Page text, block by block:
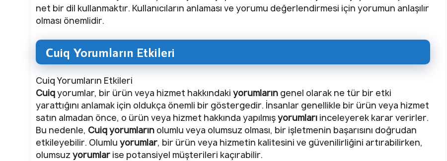
net bir dil kullanmaktır. Kullanıcıların anlaması ve yorumu değerlendirmesi için yorumun anlaşılır
olması önemlidir.
Cuiq Yorumların Etkileri
Cuiq Yorumların Etkileri
Cuiqyorumlar, bir ürün veya hizmet hakkındaki yorumların genel olarak ne tür bir etki
yarattığını anlamak için oldukça önemli bir göstergedir. İnsanlar genellikle bir ürün veya hizmet
satın almadan önce, o ürün veya hizmet hakkında yapılmışyorumları inceleyerek karar verirler.
Bu nedenle, Cuiqyorumların olumlu veya olumsuz olması, bir işletmenin başarısını doğrudan
etkileyebilir. Olumlu yorumlar, bir ürün veya hizmetin kalitesini ve güvenilirliğini artırabilirken,
olumsuz yorumlar ise potansiyel müşterileri kaçırabilir.